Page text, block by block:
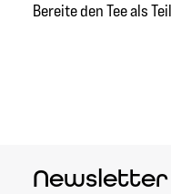
Bereite den Tee als
Newsletter